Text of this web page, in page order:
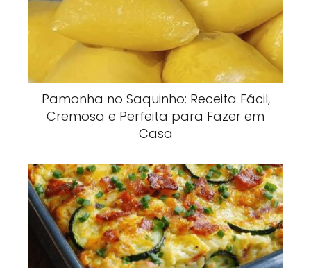
Pamonha no Saquinho: Receita Fácil,
Cremosa e Perfeita para Fazer em
Casa